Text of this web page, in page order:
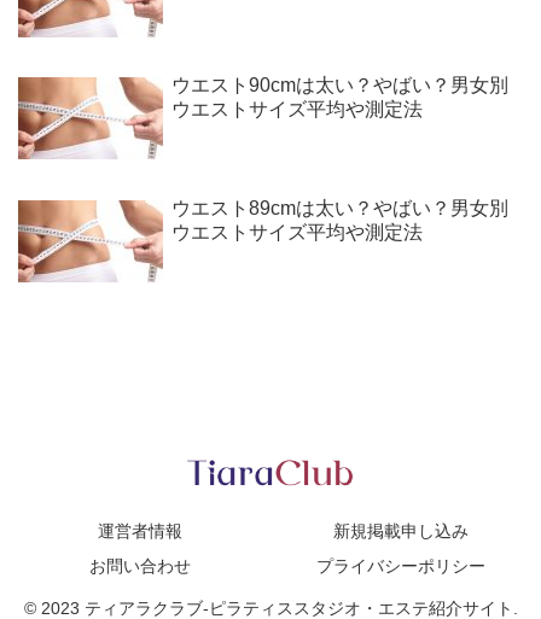
ウエスト90cmは太い？やばい？男女別
ウエストサイズ平均や測定法
ウエスト89cmは太い？やばい？男女別
ウエストサイズ平均や測定法
運営者情報
新規掲載申し込み
お問い合わせ
プライバシーポリシー
© 2023 ティアラクラブ-ピラティススタジオ・エステ紹介サイト.